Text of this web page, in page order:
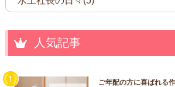
人気記事
ご年配の方に喜ばれる